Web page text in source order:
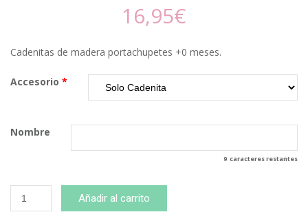
16,95€
Cadenitas de madera portachupetes +0 meses.
Accesorio *
Nombre
9 caracteres restantes
Añadir al carrito